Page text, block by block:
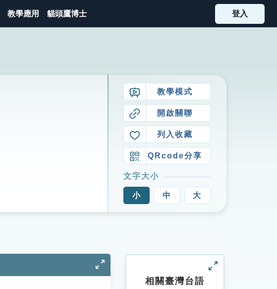
教學應用 貓頭鷹博士 登入
教學模式
開啟關聯
列入收藏
QRcode分享
文字大小
小 中 大
相關臺灣台語